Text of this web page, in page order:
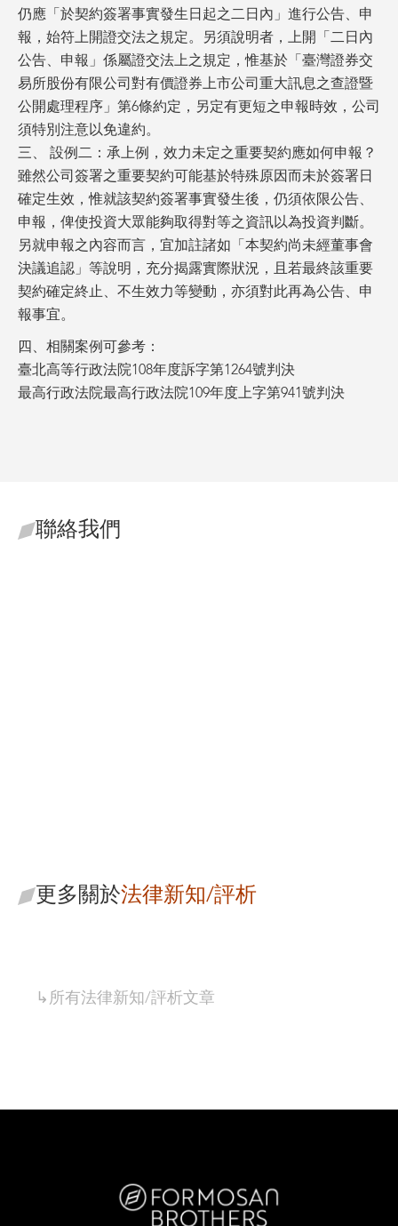
仍應「於契約簽署事實發生日起之二日內」進行公告、申
報，始符上開證交法之規定。另須說明者，上開「二日內
公告、申報」係屬證交法上之規定，惟基於「臺灣證券交
易所股份有限公司對有價證券上市公司重大訊息之查證暨
公開處理程序」第6條約定，另定有更短之申報時效，公司
須特別注意以免違約。
三、 設例二：承上例，效力未定之重要契約應如何申報？
雖然公司簽署之重要契約可能基於特殊原因而未於簽署日
確定生效，惟就該契約簽署事實發生後，仍須依限公告、
申報，俾使投資大眾能夠取得對等之資訊以為投資判斷。
另就申報之內容而言，宜加註諸如「本契約尚未經董事會
決議追認」等說明，充分揭露實際狀況，且若最終該重要
契約確定終止、不生效力等變動，亦須對此再為公告、申
報事宜。
四、相關案例可參考：
臺北高等行政法院108年度訴字第1264號判決
最高行政法院最高行政法院109年度上字第941號判決
聯絡我們
更多關於法律新知/評析
↳所有法律新知/評析文章